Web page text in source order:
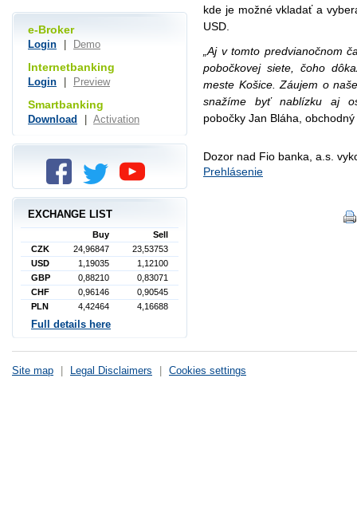
kde je možné vkladať a
USD.
„Aj v tomto predvianočnom
pobočkovej siete, čoho
meste Košice. Záujem o
snažíme byť nablízku aj
pobočky Jan Bláha,
Dozor nad Fio banka, a.s.
Prehlásenie
e-Broker
Login Demo
Internetbanking
Login Preview
Smartbanking
Download Activation
EXCHANGE LIST
Buy
Sell
CZK
24,96847
23,53753
USD
1,19035
1,12100
GBP
0,88210
0,83071
CHF
0,96146
0,90545
PLN
4,42464 4,16688
Full details here
Site map Legal Disclaimers Cookies settings